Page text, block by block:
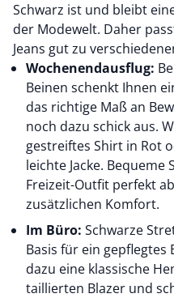
Schwarz ist und bleibt
der Modewelt. Daher
Jeans gut zu
Wochenendausflug:
Beinen schenkt Ihnen
das richtige Maß an
noch dazu schick aus.
gestreiftes Shirt in Rot
leichte Jacke. Bequeme
Freizeit-Outfit perfekt
zusätzlichen Komfort.
Im Büro: Schwarze
Basis für ein gepflegtes
dazu eine klassische
taillierten Blazer und